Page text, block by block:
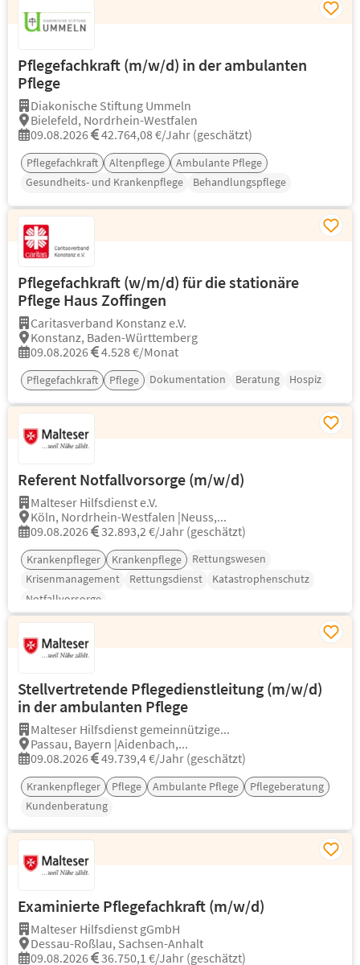
Pflegefachkraft (m/w/d) in der ambulanten
Pflege
Diakonische Stiftung Ummeln
Bielefeld, Nordrhein-Westfalen
09.08.2026
42.764,08 €/Jahr (geschätzt)
Pflegefachkraft Altenpflege
Ambulante Pflege
Gesundheits- und Krankenpflege
Behandlungspflege
Pflegefachkraft (w/m/d) für die stationäre
Pflege Haus Zoffingen
Caritasverband Konstanz e.V.
Konstanz, Baden-Württemberg
09.08.2026
4.528 €/Monat
Pflegefachkraft Pflege Dokumentation Beratung Hospiz
Referent Notfallvorsorge (m/w/d)
Malteser Hilfsdienst e.V.
Köln, Nordrhein-Westfalen |Neuss,...
09.08.2026
32.893,2 €/Jahr (geschätzt)
Krankenpfleger Krankenpflege
Rettungswesen
Krisenmanagement
Rettungsdienst
Katastrophenschutz
Notfallvorsorge
Stellvertretende Pflegedienstleitung (m/w/d)
in der ambulanten Pflege
Malteser Hilfsdienst gemeinnützige...
Passau, Bayern |Aidenbach,...
09.08.2026
49.739,4 €/Jahr (geschätzt)
Krankenpfleger Pflege Ambulante Pflege
Pflegeberatung
Kundenberatung
Examinierte Pflegefachkraft (m/w/d)
Malteser Hilfsdienst gGmbH
Dessau-Roßlau, Sachsen-Anhalt
09.08.2026
36.750,1 €/Jahr (geschätzt)